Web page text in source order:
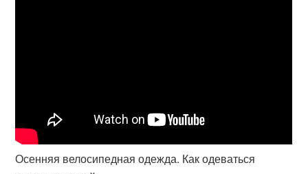
Осенняя велосипедная одежда. Как одеваться